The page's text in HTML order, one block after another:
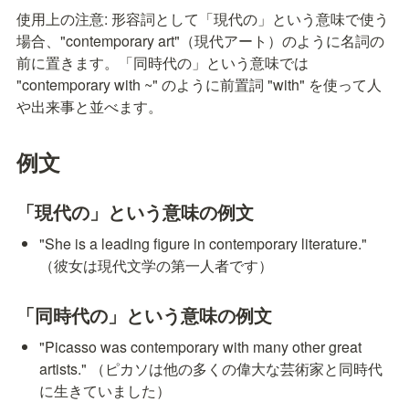
使用上の注意: 形容詞として「現代の」という意味で使う
場合、"contemporary art"（現代アート）のように名詞の
前に置きます。「同時代の」という意味では
"contemporary with ~" のように前置詞 "with" を使って人
や出来事と並べます。
例文
「現代の」という意味の例文
"She is a leading figure in contemporary literature."
（彼女は現代文学の第一人者です）
「同時代の」という意味の例文
"Picasso was contemporary with many other great
artists." （ピカソは他の多くの偉大な芸術家と同時代
に生きていました）